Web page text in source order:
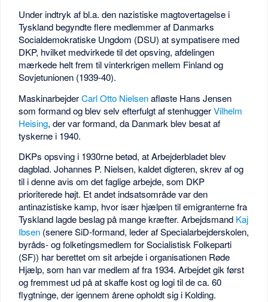
Under indtryk af bl.a. den nazistiske magtovertagelse i
Tyskland begyndte flere medlemmer af Danmarks
Socialdemokratiske Ungdom (DSU) at sympatisere med
DKP, hvilket medvirkede til det opsving, afdelingen
mærkede helt frem til vinterkrigen mellem Finland og
Sovjetunionen (1939-40).
MaskinarbejderCarl Otto Nielsenafløste Hans Jensen
som formand og blev selv efterfulgt af stenhuggerVilhelm
Heising, der var formand, da Danmark blev besat af
tyskerne i 1940.
DKPs opsving i 1930rne betød, at Arbejderbladet blev
dagblad. Johannes P. Nielsen, kaldet digteren, skrev af og
til i denne avis om det faglige arbejde, som DKP
prioriterede højt. Et andet indsatsområde var den
antinazistiske kamp, hvor især hjælpen til emigranterne fra
Tyskland lagde beslag på mange kræfter. Arbejdsmand Kaj
Ibsen (senere SiD-formand, leder af Specialarbejderskolen,
byråds- og folketingsmedlem for Socialistisk Folkeparti
(SF)) har berettet om sit arbejde i organisationen Røde
Hjælp, som han var medlem af fra 1934. Arbejdet gik først
og fremmest ud på at skaffe kost og logi til de ca. 60
flygtninge, der igennem årene opholdt sig i Kolding.